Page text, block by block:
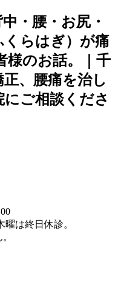
・腰・お尻・
くらはぎ）が痛
様のお話。｜千
、腰痛を治し
ご相談くださ
曜は終日休診。